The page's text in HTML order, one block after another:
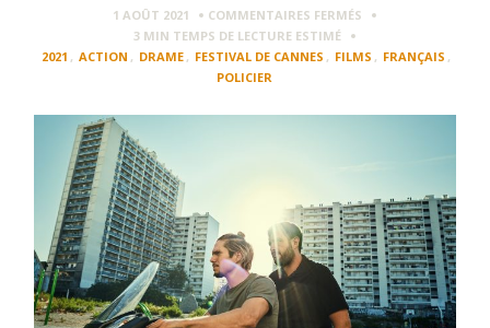
1 AOÛT 2021 COMMENTAIRES FERMÉSSUR
BAC
CÉDRIC
3 MIN TEMPS DE LECTURE ESTIMÉ
2021 , ACTION , DRAME , FESTIVAL DE CANNES , FILMS , FRANÇAIS ,
POLICIER